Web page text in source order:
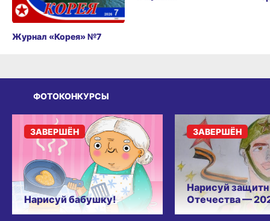
Журнал «Корея» №7
ФОТОКОНКУРСЫ
Нарисуй бабушку!
ЗАВЕРШЁН
Нарисуй
Отечества —
ЗАВЕРШЁН